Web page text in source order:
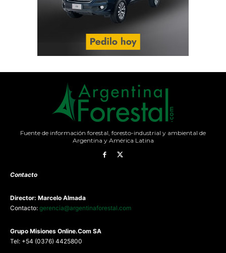
Fuente de información forestal, foresto-industrial y ambiental de
Argentina y América Latina
Contacto
Director: Marcelo Almada
Contacto: gerencia@argentinaforestal.com
Grupo Misiones Online.Com SA
Tel: +54 (0376) 4425800